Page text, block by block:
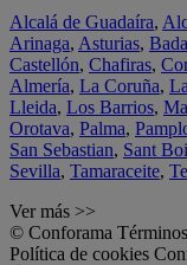
Alcalá de Guadaíra,
Arinaga, Asturias,
Castellón, Chafiras,
Almería, La Coruña,
Lleida, Los Barrios,
Orotava, Palma,
San Sebastian, Sant Boi
Sevilla, Tamaraceite,
Ver más >>
© Conforama
Política de cookies